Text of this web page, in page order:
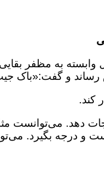
وابسته به مظفر
و گفت:«باک جیپ
کند.
دهد. می‌توانست
و درجه بگیرد.